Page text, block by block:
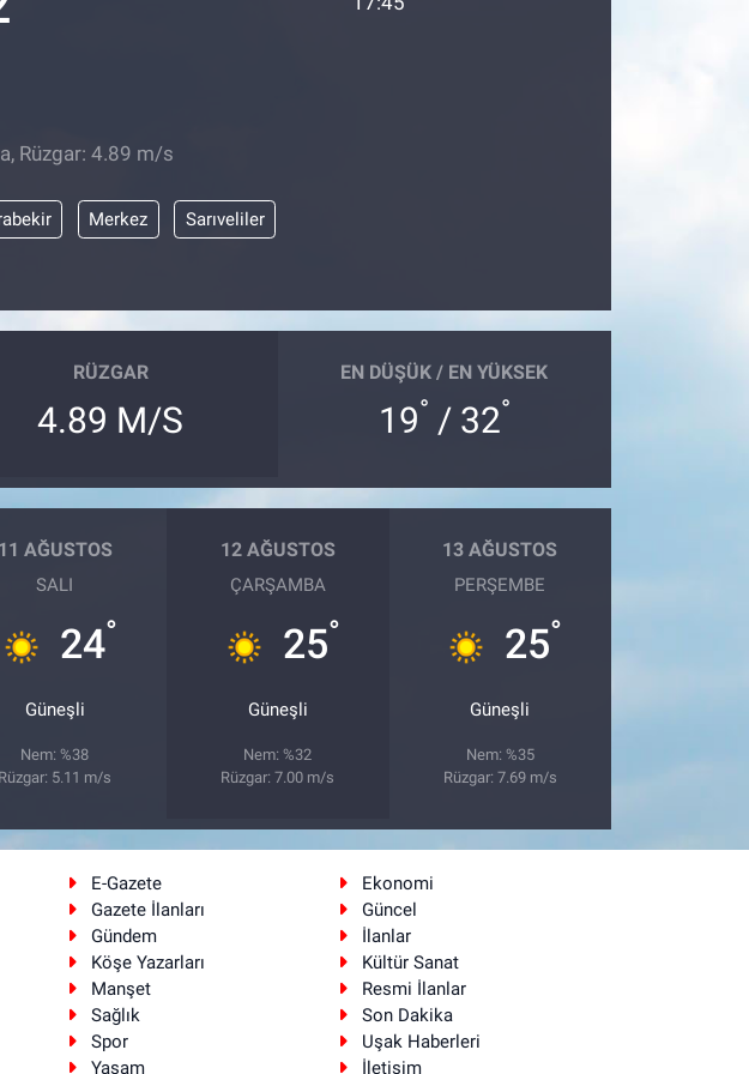
Rüzgar: 4.89 m/s
Merkez Sarıveliler
RÜZGAR
4.89 M/S
EN DÜŞÜK / EN YÜKSEK
19° / 32°
11 AĞUSTOS
SALI
24°
Güneşli
Nem: %38
Rüzgar: 5.11 m/s
12 AĞUSTOS
ÇARŞAMBA
25°
Güneşli
Nem: %32
Rüzgar: 7.00 m/s
13 AĞUSTOS
PERŞEMBE
25°
Güneşli
Nem: %35
Rüzgar: 7.69 m/s
E-Gazete
Ekonomi
Gazete İlanları
Güncel
Gündem
İlanlar
Köşe Yazarları
Kültür Sanat
Manşet
Resmi İlanlar
Sağlık
Son Dakika
Spor
Uşak Haberleri
Yaşam
İletişim